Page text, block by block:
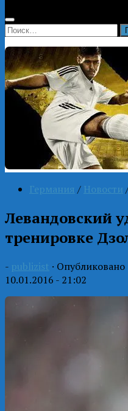
Найти:
Германия / Новости
Левандовский
тренировке
- publizist · Опубликовано
10.01.2016 - 21:02